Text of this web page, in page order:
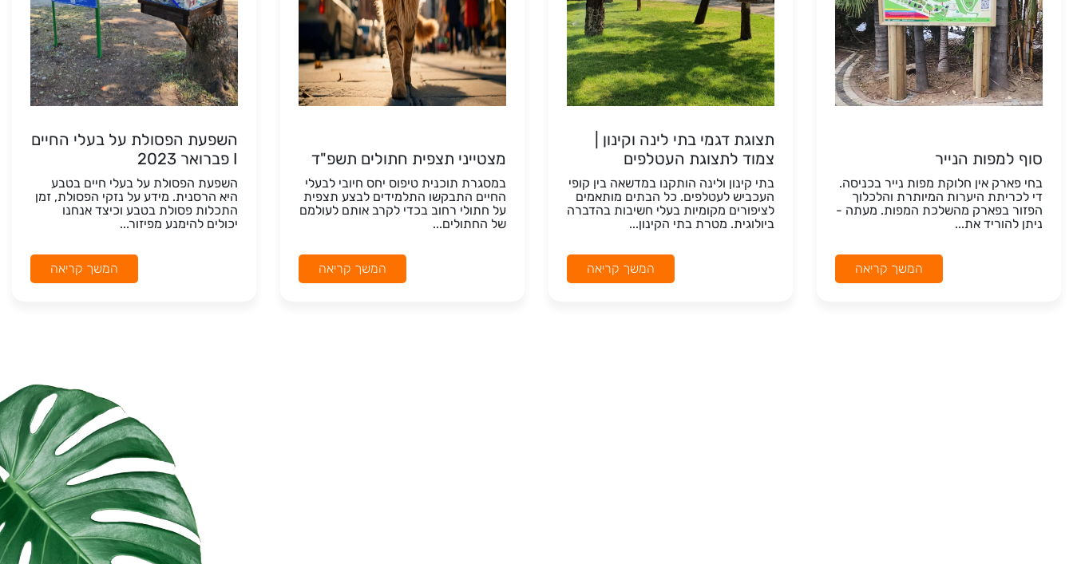
סוף למפות הנייר
בחי פארק אין חלוקת מפות נייר בכניסה.
די לכריתת היערות המיותרת והלכלוך
הפזור בפארק מהשלכת המפות. מעתה -
ניתן להוריד את...
המשך קריאה
תצוגת דגמי בתי לינה וקינון |
צמוד לתצוגת העטלפים
בתי קינון ולינה הותקנו במדשאה בין קופי
העכביש לעטלפים. כל הבתים מותאמים
לציפורים מקומיות בעלי חשיבות בהדברה
ביולוגית. מטרת בתי הקינון...
המשך קריאה
מצטייני תצפית חתולים תשפ"ד
במסגרת תוכנית טיפוס יחס חיובי לבעלי
החיים התבקשו התלמידים לבצע תצפית
על חתולי רחוב בכדי לקרב אותם לעולמם
של החתולים...
המשך קריאה
השפעת הפסולת על בעלי החיים
I פברואר 2023
השפעת הפסולת על בעלי חיים בטבע
היא הרסנית. מידע על נזקי הפסולת, זמן
התכלות פסולת בטבע וכיצד אנחנו
יכולים להימנע מפיזור...
המשך קריאה